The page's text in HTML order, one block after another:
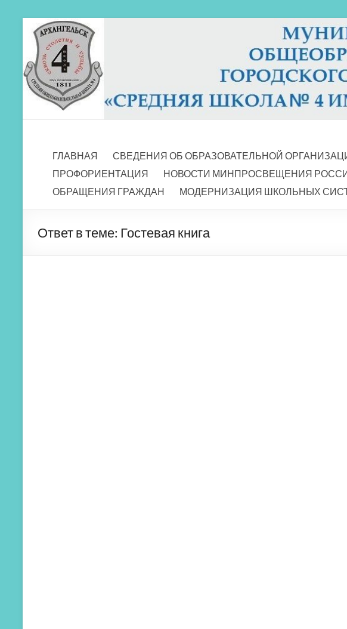
Перейти
содержимому
МБОУ СШ 4
ГЛАВНАЯ
СВЕДЕНИЯ ОБ ОБРАЗОВАТЕЛЬНОЙ
ПРОФОРИЕНТАЦИЯ
НОВОСТИ МИНПРОСВЕЩЕНИЯ
ОБРАЩЕНИЯ ГРАЖДАН
МОДЕРНИЗАЦИЯ ШКОЛЬНЫХ
Ответ в теме: Гостевая книга